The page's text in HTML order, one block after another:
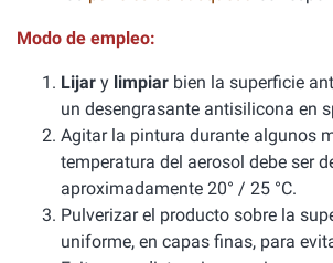
Modo de empleo:
Lijar y limpiar bien la superficie
un desengrasante antisilicona en
Agitar la pintura durante algunos
temperatura del aerosol debe ser
aproximadamente 20° / 25 °C.
Pulverizar el producto sobre la
uniforme, en capas finas, para